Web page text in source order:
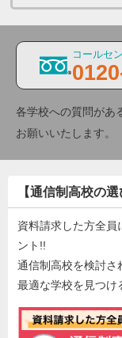
コールセ
各学校への質問があ
お願いいたします。
【通信制高校の
資料請求した方全
ント!!
通信制高校を検討さ
最適な学校を見つけ